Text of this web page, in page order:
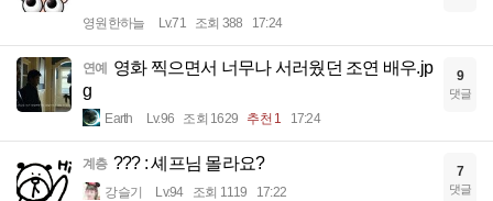
영원한하늘 Lv.71 조회 388 17:24
연예 영화 찍으면서 너무나 서러웠던 조연 배우.jp
g
Earth Lv.96 조회 1629 추천 1 17:24
9
댓글
계층 ??? : 셰프님 몰라요?
강슬기 Lv.94 조회 1119 17:22
7
댓글